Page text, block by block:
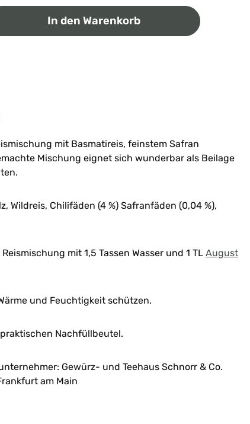
gewünschten Wert ein oder
In den Warenkorb
mit Basmatireis, feinstem Safran
Mischung eignet sich wunderbar als Beilage
Wildreis, Chilifäden (4 %) Safranfäden (0,04 %),
mit 1,5 Tassen Wasser und 1 TL August
und Feuchtigkeit schützen.
Nachfüllbeutel.
Gewürz- und Teehaus Schnorr & Co.
am Main